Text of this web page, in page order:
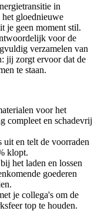
in
gloednieuwe
je geen moment stil.
voor de
verzamelen van
jij zorgt ervoor dat de
te staan.
voor het
compleet en schadevrij
uit en telt de voorraden
klopt.
het laden en lossen
goederen
je collega's om de
top te houden.